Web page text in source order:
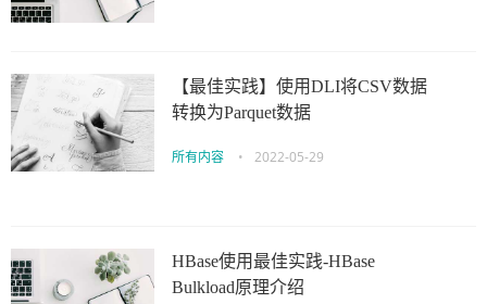
【最佳实践】使用DLI将CSV数据
转换为Parquet数据
所有内容 • 2022-05-29
HBase使用最佳实践-HBase
Bulkload原理介绍